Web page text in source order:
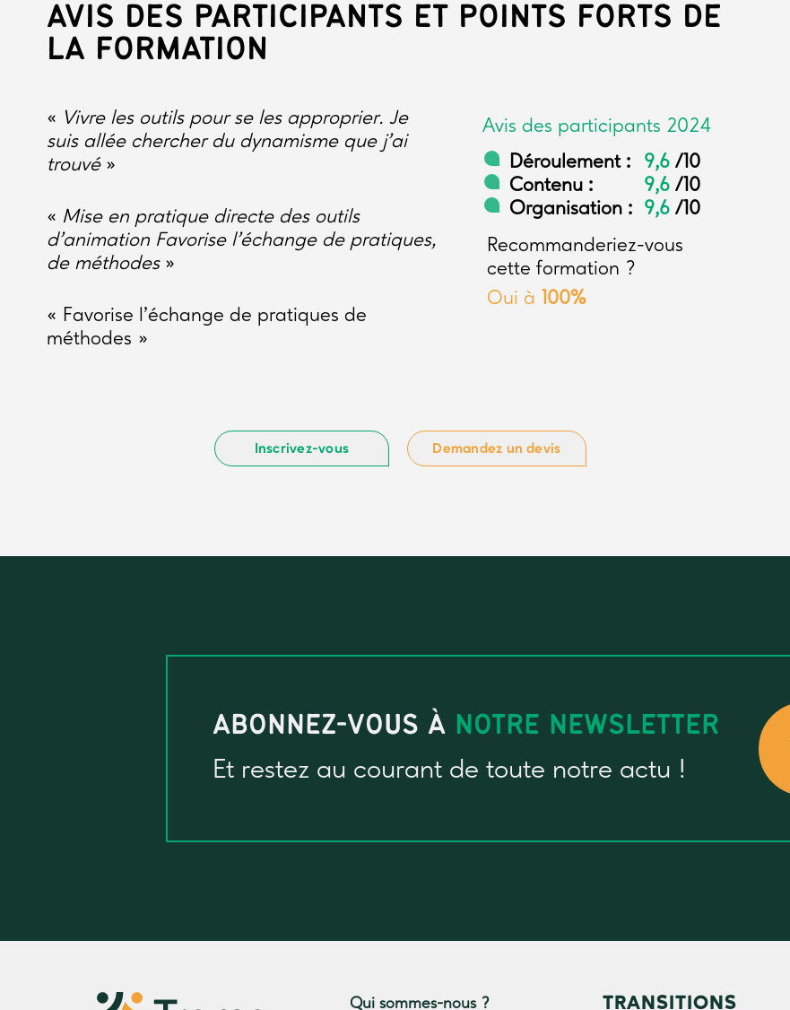
AVIS DES PARTICIPANTS ET POINTS FORTS DE
LA FORMATION
« Vivre les outils pour se les approprier. Je
suis allée chercher du dynamisme que j’ai
trouvé»
« Mise en pratique directe des outils
d’animation Favorise l’échange de pratiques,
de méthodes»
« Favorise l’échange de pratiques de
méthodes »
Avis des participants 2024
Déroulement :
9,6 /10
Contenu :
9,6 /10
Organisation :
9,6 /10
Recommanderiez-vous
cette formation ?
Oui à
100%
Inscrivez-vous Demandez un devis
ABONNEZ-VOUS À NOTRE NEWSLETTER
Et restez au courant de toute notre actu !
Qui sommes-nous ? TRANSITIONS